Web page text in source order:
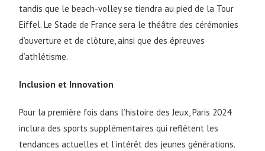
tandis que le beach-volley se tiendra au pied de la Tour
Eiffel. Le Stade de France sera le théâtre des cérémonies
d’ouverture et de clôture, ainsi que des épreuves
d’athlétisme.
Inclusion et Innovation
Pour la première fois dans l’histoire des Jeux, Paris 2024
inclura des sports supplémentaires qui reflètent les
tendances actuelles et l’intérêt des jeunes générations.